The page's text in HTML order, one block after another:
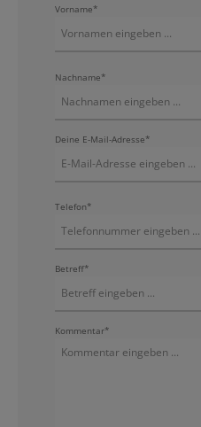
Vorname*
Nachname*
Deine E-Mail-Adresse*
Telefon*
Betreff*
Kommentar*